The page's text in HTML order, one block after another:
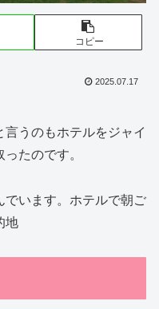
コピー
2025.07.17
うのもホテルをジャイ
たのです。
でいます。ホテルで朝ご
地